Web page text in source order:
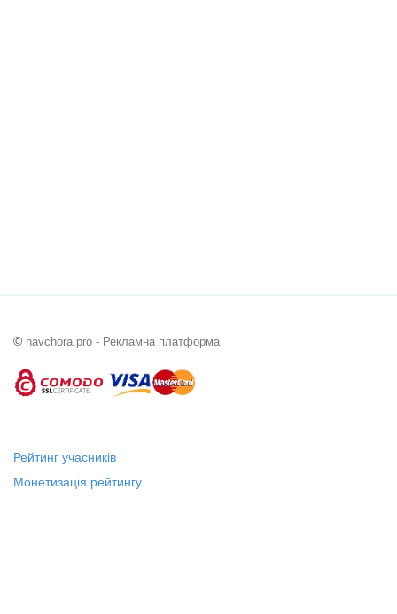
© navchora.pro - Рекламна платформа
Рейтинг учасників
Монетизація рейтингу